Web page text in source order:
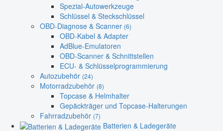
Spezial-Autowerkzeuge
Schlüssel & Steckschlüssel
OBD-Diagnose & Scanner (6)
OBD-Kabel & Adapter
AdBlue-Emulatoren
OBD-Scanner & Schnittstellen
ECU- & Schlüsselprogrammierung
Autozubehör (24)
Motorradzubehör (8)
Topcase & Helmhalter
Gepäckträger und Topcase-Halterungen
Fahrradzubehör (7)
Batterien & Ladegeräte